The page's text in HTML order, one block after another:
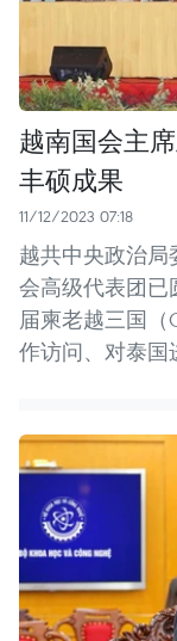
越南国会主
丰硕成果
11/12/2023 07:18
越共中央政治局
会高级代表团已
届柬老越三国（
作访问、对泰国